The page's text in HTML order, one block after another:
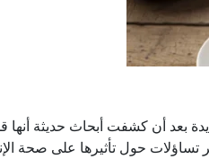
بعد أن كشفت أبحاث حديثة أنها
تساؤلات حول تأثيرها على صحة